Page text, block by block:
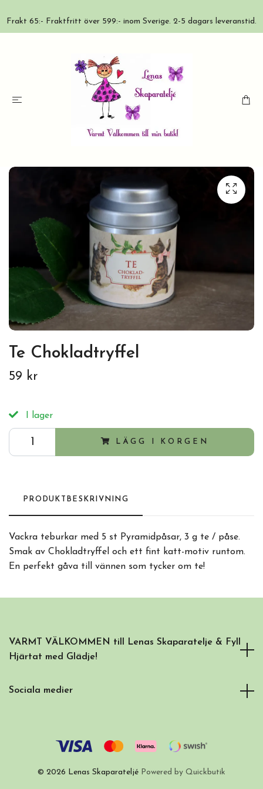
Frakt 65:- Fraktfritt över 599:- inom Sverige. 2-5 dagars leveranstid.
Te Chokladtryffel
59 kr
I lager
LÄGG I KORGEN
PRODUKTBESKRIVNING
Vackra teburkar med 5 st Pyramidpåsar, 3 g te / påse.
Smak av Chokladtryffel och ett fint katt-motiv runtom.
En perfekt gåva till vännen som tycker om te!
VARMT VÄLKOMMEN till Lenas Skaparatelje & Fyll
Hjärtat med Glädje!
Sociala medier
© 2026 Lenas Skaparateljé Powered by Quickbutik